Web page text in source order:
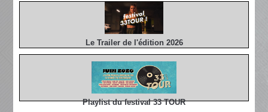
Le Trailer de l'édition 2026
Playlist du festival 33 TOUR